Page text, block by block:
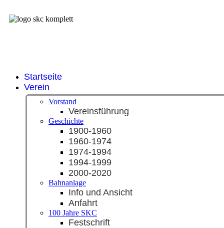
Startseite
Verein
Vorstand
Vereinsführung
Geschichte
1900-1960
1960-1974
1974-1994
1994-1999
2000-2020
Bahnanlage
Info und Ansicht
Anfahrt
100 Jahre SKC
Festschrift